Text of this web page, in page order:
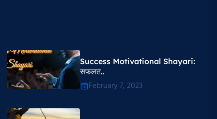
Success Motivational Shayari​:
सफलत..
February 7, 2023